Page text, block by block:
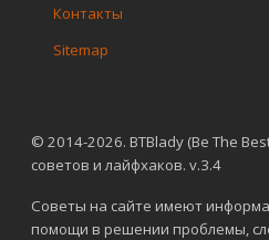
© 2014-2026. BTBlady (Be The
советов и лайфхаков. v.3.4
Советы на сайте имеют
помощи в решении проблемы,
Контакты
Sitemap